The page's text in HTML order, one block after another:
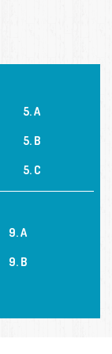
5. A
5. B
5. C
9. A
9. B